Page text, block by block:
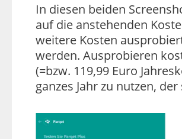
In diesen beiden
auf die anstehenden
weitere Kosten
werden. Ausprobieren
(=bzw. 119,99 Euro
ganzes Jahr zu nutzen,